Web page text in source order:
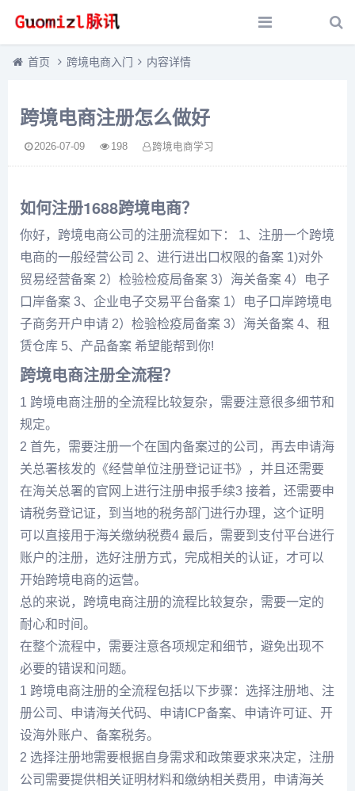
首页 跨境电商入门 内容详情
跨境电商注册怎么做好
2026-07-09 198 跨境电商学习
如何注册1688跨境电商？
你好，跨境电商公司的注册流程如下： 1、注册一个跨境
电商的一般经营公司 2、进行进出口权限的备案 1)对外
贸易经营备案 2）检验检疫局备案 3）海关备案 4）电子
口岸备案 3、企业电子交易平台备案 1）电子口岸跨境电
子商务开户申请 2）检验检疫局备案 3）海关备案 4、租
赁仓库 5、产品备案 希望能帮到你!
跨境电商注册全流程？
1 跨境电商注册的全流程比较复杂，需要注意很多细节和
规定。
2 首先，需要注册一个在国内备案过的公司，再去申请海
关总署核发的《经营单位注册登记证书》，并且还需要
在海关总署的官网上进行注册申报手续3 接着，还需要申
请税务登记证，到当地的税务部门进行办理，这个证明
可以直接用于海关缴纳税费4 最后，需要到支付平台进行
账户的注册，选好注册方式，完成相关的认证，才可以
开始跨境电商的运营。
总的来说，跨境电商注册的流程比较复杂，需要一定的
耐心和时间。
在整个流程中，需要注意各项规定和细节，避免出现不
必要的错误和问题。
1 跨境电商注册的全流程包括以下步骤：选择注册地、注
册公司、申请海关代码、申请ICP备案、申请许可证、开
设海外账户、备案税务。
2 选择注册地需要根据自身需求和政策要求来决定，注册
公司需要提供相关证明材料和缴纳相关费用，申请海关